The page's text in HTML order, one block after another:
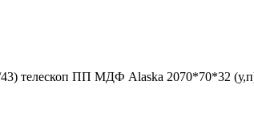
43) телескоп ПП МДФ Alaska 2070*70*32